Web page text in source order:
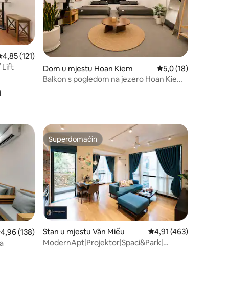
ocjena: 4,85 od 5, recenzija: 121
4,85 (121)
Lift
Dom u mjestu Hoan Kiem Prosječna ocjena:
5,0 (18)
Balkon s pogledom na jezero Hoan Kiem |
ocjena: 4,96 od 5, recenzija: 138
4,96 (138)
Superdomaćin
Superdomaćin
Stan u mjestu Văn Miếu Prosječna ocjena:
4,91 (463)
ModernApt|Projektor|Spaci&Park|